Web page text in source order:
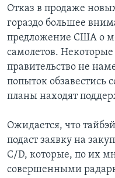
Отказ в продаже
гораздо большее
предложение США о
самолетов.
правительство не
попыток
планы находят
Ожидается, что
подаст заявку на
C/D, которые, по их
совершенными